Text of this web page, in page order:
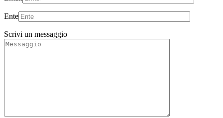
Ente
Scrivi un messaggio